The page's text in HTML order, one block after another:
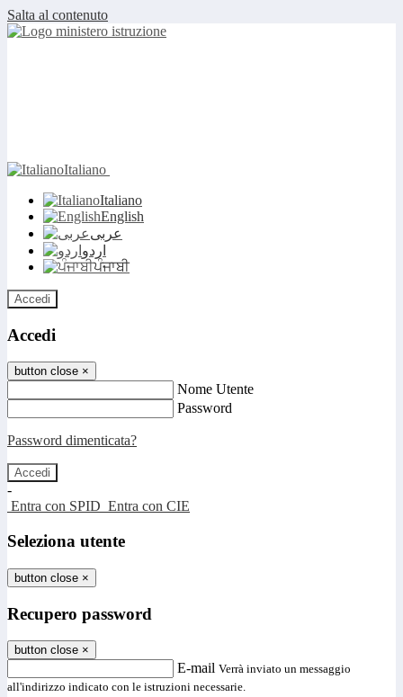
Salta al contenuto
Italiano
Italiano
English
عربى
اردو
ਪੰਜਾਬੀ
Accedi
Accedi
button close ×
Nome Utente
Password
Password dimenticata?
-
Entra con SPID Entra con CIE
Seleziona utente
button close ×
Recupero password
button close ×
E-mail Verrà inviato un messaggio
all'indirizzo indicato con le istruzioni necessarie.